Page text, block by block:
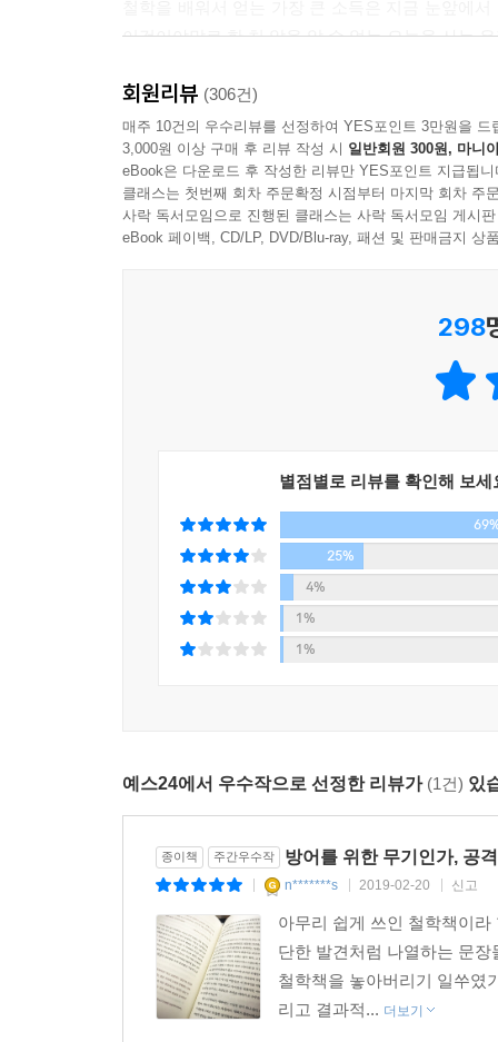
도가 ‘포기’로 비칠지도 모른다. 경영 관리 측면
는 일을 어리석다고 생각하는 사람은 어쩌면 거의
오만이 아닐까? (……) 모든 일이나 상황의 관련성
해 최적의 해결에 도달할 수 있다고 믿는 태도는
해답’을 휴리스틱으로 추구하는 유연성이 필요한
뒤집어 말하면, 무언가 기호성을 갖지 않거나 또
소비는 시장 성장의 최종 단계에서 발현되는 것
자와의 차이’라는 형태로 규정된다면, 그 상품
그렇다면 후설의 에포케를 아는 것이 현대를 살
서도 ‘타자 이해의 어려움’을 깨닫게 해준다는
넓어진다는 점이다. 서로를 이해하지 못할 때, 자
계관에 강한 확신을 갖고 있으면 어긋난 차이가
세계관을 확신하지도 않고 버리지도 않는, 이른
말로 지금 이 시대에 더더욱 필요한 지적 태도가 아
이것이야말로 한 치 앞을 알 수 없는 오늘을 사는
“철학은 반드시 답을 찾는다!”
2천여 명의 CEO가 극찬한 세상에서 가장 쓸모 있
경영학 학위, MBA도 없이 세계 1위 경영·인사 컨
되는가』의 저자 야마구치 슈다. 그는 누구보다
보유하지 않았음에도 경영 전략과 온갖 숫자가
때문이라고 말한다.
‘변화 과정’을, 적은 비용으로 만족할 만한 솔루
일본 경제를 움직이는 리더들로부터 세상에서 가
현실에 단단히 발붙이고 서서 철학 개념을 끌어
“이제 철학이 당신의 경쟁력이 된다”
일상의 고민에서 비즈니스 전략까지,
지적 전투력을 극대화하는 철학적 사고법
누구나 한 번쯤 철학을 공부하려고 책을 펼쳤다
살았던 시대에는 ‘물이 대지를 받치고 있다’는
지지하고 있다면 그 물을 지지하는 것은 무엇일까
주장을 내 놓았다.
본질을 꿰뚫고 최적의 솔루션을 찾아내는 철학
철학을 다루는 책이지만 결국 우리의 일과 삶의
부딪치는 주제인 사람, 조직, 사회, 사고 네 가지
매달리는 나와 먼 이야기가 아니라 오늘 나의 문
지적 전투력을 극대화하는 방법을 깨닫게 될 것이
회원리뷰 (306건)
매주 10건의 우수리뷰를 선정하여 YES포인트 3만원을 드
3,000원 이상 구매 후 리뷰 작성 시 일반회원 300원, 마니
eBook은 다운로드 후 작성한 리뷰만 YES포인트 지급됩니
클래스는 첫번째 회차 주문확정 시점부터 마지막 회차 주
사락 독서모임으로 진행된 클래스는 사락 독서모임 게시
eBook 페이백, CD/LP, DVD/Blu-ray, 패션 및 판매금지 상
298
별점별로 리뷰를 확인해 보세
25%
4%
1%
1%
예스24에서 우수작으로 선정한 리뷰가 (1건) 있
종이책 주간우수작 방어를 위한 무기인가, 공
n*******s 2019-02-20 신고
아무리 쉽게 쓰인 철학책이
단한 발견처럼 나열하는 문
철학책을 놓아버리기 일쑤였
리고 결과적... 더보기